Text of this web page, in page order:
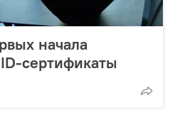
начала
сертификаты